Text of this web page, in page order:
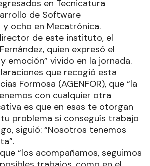
en Tecnicatura
de Software
ocho en Mecatrónica.
de este instituto, el
quien expresó el
emoción” vivido en la jornada.
que recogió esta
Formosa (AGENFOR), que “la
con cualquier otra
es que en esas te otorgan
problema si conseguís trabajo
siguió: “Nosotros tenemos
“los acompañamos, seguimos